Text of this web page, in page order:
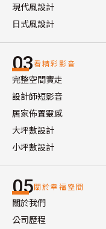
現代風設計
日式風設計
03看精彩影音
完整空間實走
設計師短影音
居家佈置靈感
大坪數設計
小坪數設計
05關於幸福空間
關於我們
公司歷程